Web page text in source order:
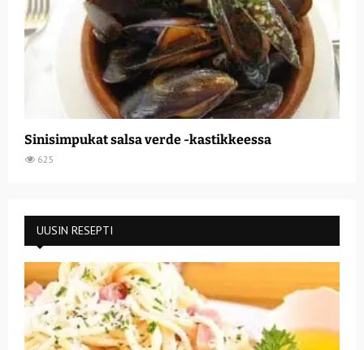
Sinisimpukat salsa verde -kastikkeessa
625
UUSIN RESEPTI